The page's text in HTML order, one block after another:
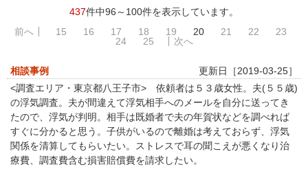
437件中96～100件を表示しています。
前へ
15 16 17 18 19 20 21 22
23
24
25 次へ
相談事例
更新日［2019-03-25］
<調査エリア・東京都八王子市> 依頼者は５３歳女性。夫(５５歳)
の浮気調査。夫が間違えて浮気相手へのメールを自分に送ってき
たので、浮気が判明。相手は既婚者で夫の年賀状などを調べれば
すぐに分かると思う。子供がいるので離婚は考えておらず、浮気
関係を清算してもらいたい。ストレスで耳の聞こえが悪くなり治
療費、調査費含む損害賠償費を請求したい。